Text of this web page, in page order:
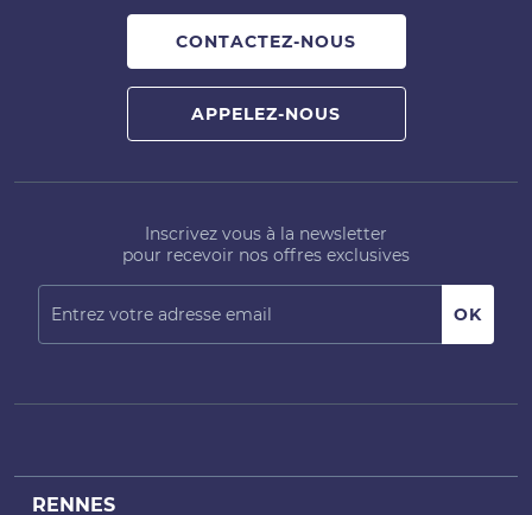
CONTACTEZ-NOUS
APPELEZ-NOUS
Inscrivez vous à la newsletter
pour recevoir nos offres exclusives
RENNES